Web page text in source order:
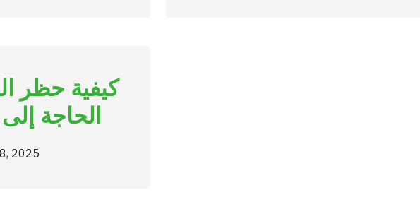
كيفية حظر
الحاجة إلى
2025